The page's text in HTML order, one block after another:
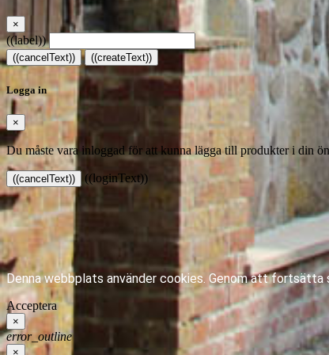
×
((label))
((cancelText)) ((createText))
Logga in
×
Du måste vara inloggad för att kunna lägga till produkter i din
((cancelText)) ((loginText))
Denna webbplats använder cookies. Genom att fortsätta
Acceptera
×
error_outline
×